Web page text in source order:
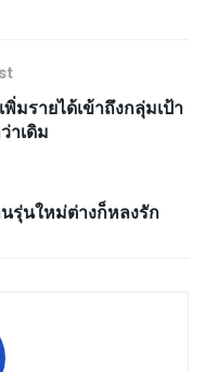
มรายได้เข้าถึงกลุ่มเป้า
าเดิม
รุ่นใหม่ต่างก็หลงรัก